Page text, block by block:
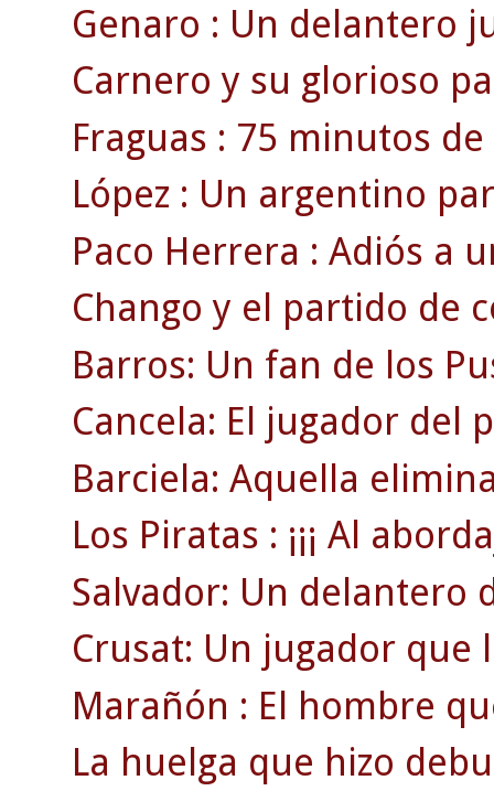
Genaro : Un delantero
Carnero y su glorioso
Fraguas : 75 minutos
López : Un argentino
Paco Herrera : Adiós a
Chango y el partido de
Barros: Un fan de los
Cancela: El jugador del
Barciela: Aquella
Los Piratas : ¡¡¡ Al
Salvador: Un delantero
Crusat: Un jugador que
Marañón : El hombre
La huelga que hizo